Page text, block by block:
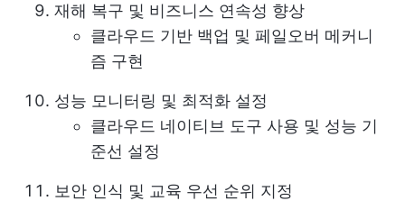
재해 복구 및 비즈니스 연속성 향상
클라우드 기반 백업 및 페일오버 메커니
즘 구현
성능 모니터링 및 최적화 설정
클라우드 네이티브 도구 사용 및 성능 기
준선 설정
보안 인식 및 교육 우선 순위 지정